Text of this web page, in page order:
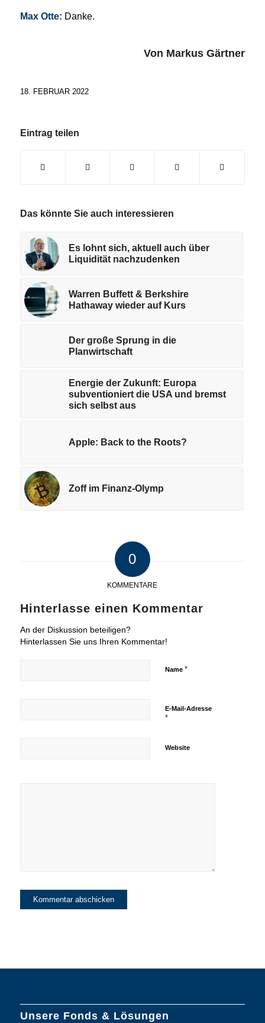
Max Otte: Danke.
Von Markus Gärtner
18. FEBRUAR 2022
Eintrag teilen
Das könnte Sie auch interessieren
Es lohnt sich, aktuell auch über
Liquidität nachzudenken
Warren Buffett & Berkshire
Hathaway wieder auf Kurs
Der große Sprung in die
Planwirtschaft
Energie der Zukunft: Europa
subventioniert die USA und bremst
sich selbst aus
Apple: Back to the Roots?
Zoff im Finanz-Olymp
0
KOMMENTARE
Hinterlasse einen Kommentar
An der Diskussion beteiligen?
Hinterlassen Sie uns Ihren Kommentar!
Name *
E-Mail-Adresse
*
Website
Unsere Fonds & Lösungen